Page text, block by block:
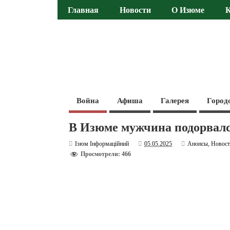
Главная Новости О Изюме
Война Афиша Галерея
В Изюме мужчина
Ізюм Інформаційний 05.05.2025 Анонсы,
Просмотрели: 466